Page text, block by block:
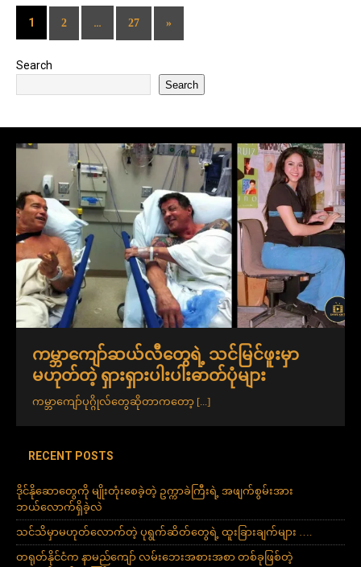
1 2 … 27 »
Search
Search
ကမ္ဘာကျော်ဆယ်လီတွေရဲ့ သင်မြင်ဖူးမှာ
မဟုတ်တဲ့ ရှားရှားပါးပါးဓာတ်ပုံများ
ကမ္ဘာကျော်ပုဂ္ဂိုလ်တွေဆိုတာကတော့ [...]
RECENT POSTS
ဒိုင်နိုဆောတွေကို မျိုးတုံးစေခဲ့တဲ့ ဥက္ကာခဲကြီးရဲ့ အဖျက်စွမ်းအား
ဘယ်လောက်ရှိခဲ့လဲ
သင်သိမှာမဟုတ်လောက်တဲ့ ပုရွက်ဆိတ်တွေရဲ့ ထူးခြားချက်များ ….
တရုတ်နိုင်ငံက နာမည်ကျော် လမ်းဘေးအစားအစာ တစ်ခုဖြစ်တဲ့